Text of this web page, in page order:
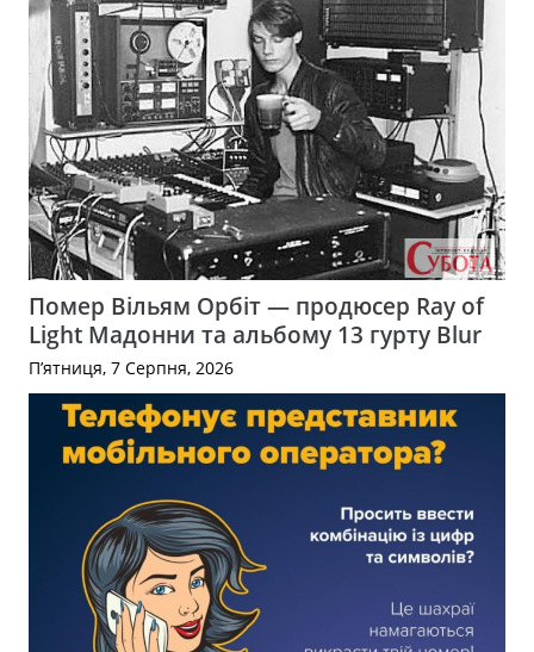
Помер Вільям Орбіт — продюсер Ray of
Light Мадонни та альбому 13 гурту Blur
П’ятниця, 7 Серпня, 2026